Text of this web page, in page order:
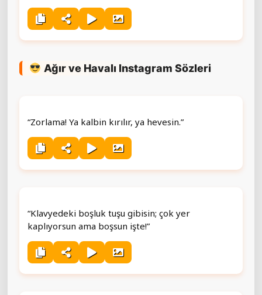
Ağır ve Havalı Instagram Sözleri
“Zorlama! Ya kalbin kırılır, ya hevesin.”
“Klavyedeki boşluk tuşu gibisin; çok yer
kaplıyorsun ama boşsun işte!”